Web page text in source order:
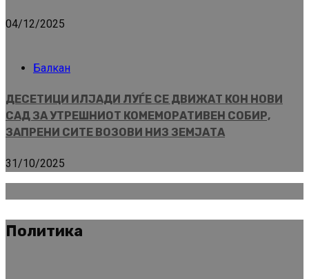
04/12/2025
Балкан
ДЕСЕТИЦИ ИЛЈАДИ ЛУЃЕ СЕ ДВИЖАТ КОН НОВИ
САД ЗА УТРЕШНИОТ КОМЕМОРАТИВЕН СОБИР,
ЗАПРЕНИ СИТЕ ВОЗОВИ НИЗ ЗЕМЈАТА
31/10/2025
Политика